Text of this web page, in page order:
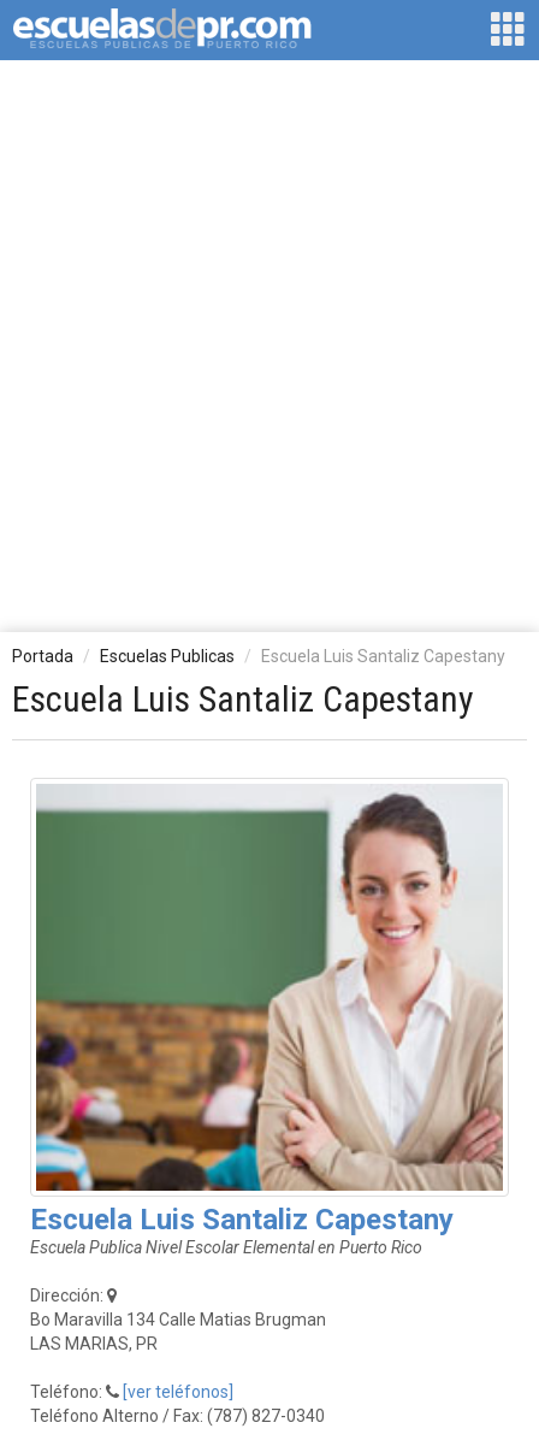
Portada Escuelas Publicas Escuela Luis Santaliz Capestany
Escuela Luis Santaliz Capestany
Escuela Luis Santaliz Capestany
Escuela Publica Nivel Escolar Elemental en Puerto Rico
Dirección:
Bo Maravilla 134 Calle Matias Brugman
LAS MARIAS, PR
Teléfono:
[ver teléfonos]
Teléfono Alterno / Fax: (787) 827-0340